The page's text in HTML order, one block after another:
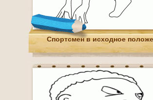
Спортсмен в исходное